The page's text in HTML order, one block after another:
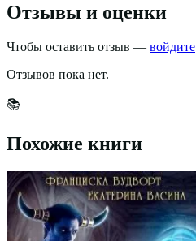
Отзывы и оценки
Чтобы оставить отзыв — войдите
Отзывов пока нет.
📚
Похожие книги